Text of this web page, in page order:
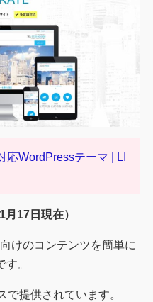
応WordPressテーマ | LI
17日現在）
けのコンテンツを簡単に
。
で提供されています。